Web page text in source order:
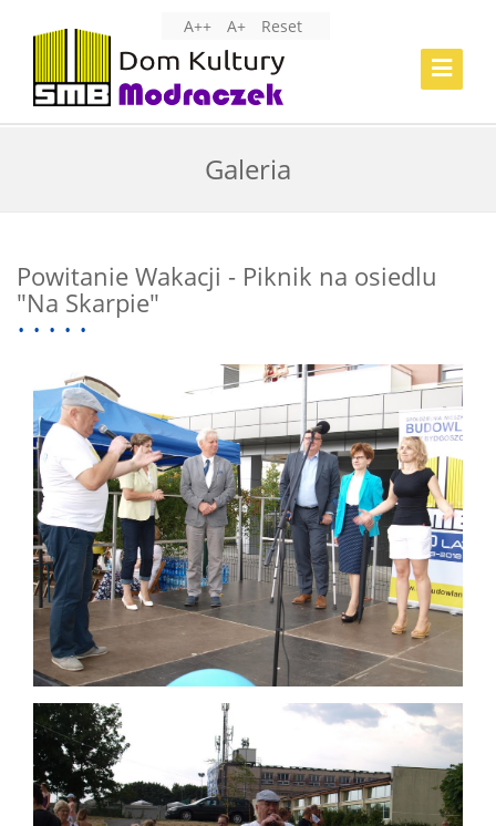
A++ A+ Reset
Toggle
Galeria
Powitanie Wakacji - Piknik na osiedlu
"Na Skarpie"